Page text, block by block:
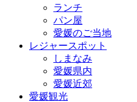
ランチ
パン屋
愛媛のご当地
レジャースポット
しまなみ
愛媛県内
愛媛近郊
愛媛観光